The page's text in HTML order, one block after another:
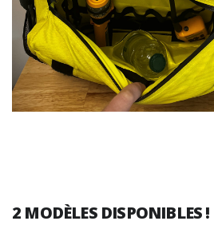
2 MODÈLES DISPONIBLES !